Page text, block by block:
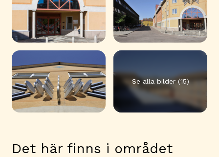
Se alla bilder (15)
Det här finns i området